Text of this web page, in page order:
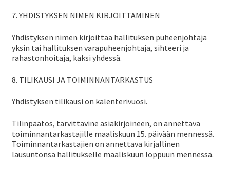
7. YHDISTYKSEN NIMEN KIRJOITTAMINEN
Yhdistyksen nimen kirjoittaa hallituksen puheenjohtaja
yksin tai hallituksen varapuheenjohtaja, sihteeri ja
rahastonhoitaja, kaksi yhdessä.
8. TILIKAUSI JA TOIMINNANTARKASTUS
Yhdistyksen tilikausi on kalenterivuosi.
Tilinpäätös, tarvittavine asiakirjoineen, on annettava
toiminnantarkastajille maaliskuun 15. päivään mennessä.
Toiminnantarkastajien on annettava kirjallinen
lausuntonsa hallitukselle maaliskuun loppuun mennessä.